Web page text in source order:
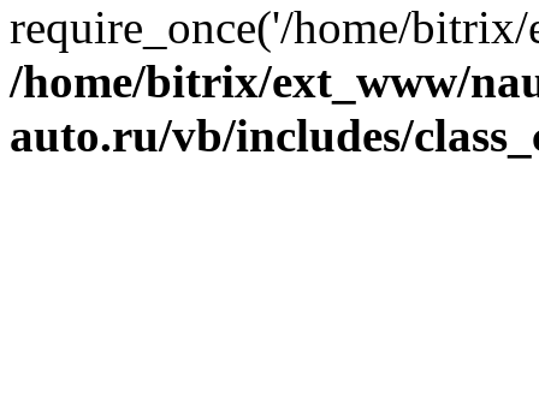
require_once('/home/
/home/bitrix/ext_www/
auto.ru/vb/includes/